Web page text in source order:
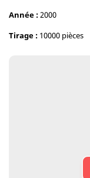
Année :2000
Tirage : 10000 pièces